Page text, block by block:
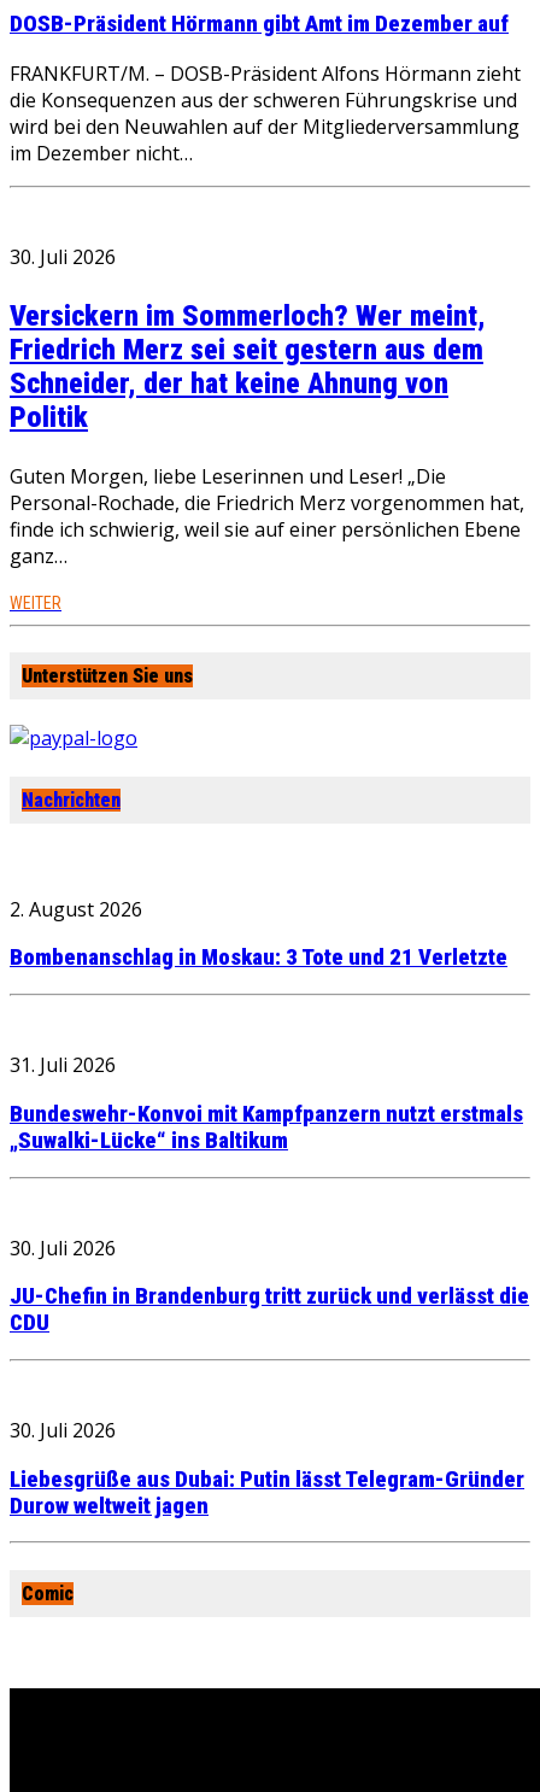
DOSB-Präsident Hörmann gibt Amt im Dezember auf
FRANKFURT/M. – DOSB-Präsident Alfons Hörmann zieht
die Konsequenzen aus der schweren Führungskrise und
wird bei den Neuwahlen auf der Mitgliederversammlung
im Dezember nicht…
30. Juli 2026
Versickern im Sommerloch? Wer meint,
Friedrich Merz sei seit gestern aus dem
Schneider, der hat keine Ahnung von
Politik
Guten Morgen, liebe Leserinnen und Leser! „Die
Personal-Rochade, die Friedrich Merz vorgenommen hat,
finde ich schwierig, weil sie auf einer persönlichen Ebene
ganz…
WEITER
Unterstützen Sie uns
Nachrichten
2. August 2026
Bombenanschlag in Moskau: 3 Tote und 21 Verletzte
31. Juli 2026
Bundeswehr-Konvoi mit Kampfpanzern nutzt erstmals
„Suwalki-Lücke“ ins Baltikum
30. Juli 2026
JU-Chefin in Brandenburg tritt zurück und verlässt die
CDU
30. Juli 2026
Liebesgrüße aus Dubai: Putin lässt Telegram-Gründer
Durow weltweit jagen
Comic